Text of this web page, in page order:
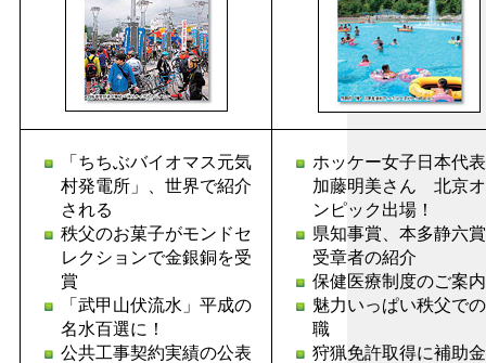
「ちちぶバイオマス元気
村発電所」、世界で紹介
される
秩父のお菓子がモンドセ
レクションで金銀銅を受
賞
「武甲山伏流水」平成の
名水百選に！
公共工事契約実績の公表
ホッケー女子日本
加藤明美さん 北京
ンピック出場！
県知事賞、本多静
受章者の紹介
保健医療制度のご案内
魅力いっぱい秩父で
職
狩猟免許取得に補助